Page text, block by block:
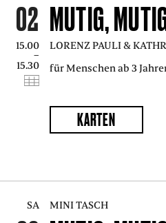
KONTAKT
THEATER & SCHULE
PODCAST
PRESSE
SUCHE
02
15.00
–
15.30
MUTIG,
LORENZ PAULI &
für Menschen ab 3
KARTEN
SA MINI TASCH